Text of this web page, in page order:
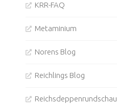
KRR-FAQ
Metaminium
Norens Blog
Reichlings Blog
Reichsdeppenrundschau